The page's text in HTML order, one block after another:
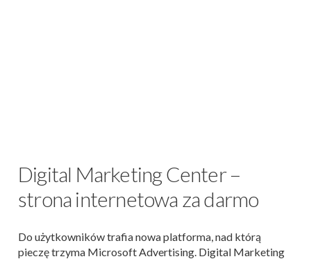
Digital Marketing Center –
strona internetowa za darmo
Do użytkowników trafia nowa platforma, nad którą
pieczę trzyma Microsoft Advertising. Digital Marketing